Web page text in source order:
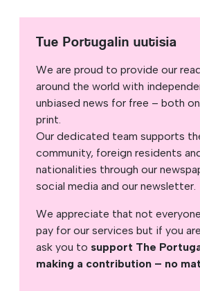
Tue Portugalin uutisia
We are proud to provide our
around the world with
unbiased news for free – both
print.
Our dedicated team supports
community, foreign residents
nationalities through our
social media and our newsletter.
We appreciate that not
pay for our services but if you
ask you to support The
making a contribution – no